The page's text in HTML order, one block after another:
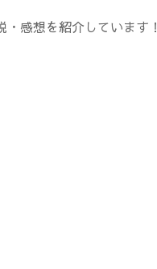
感想を紹介しています！